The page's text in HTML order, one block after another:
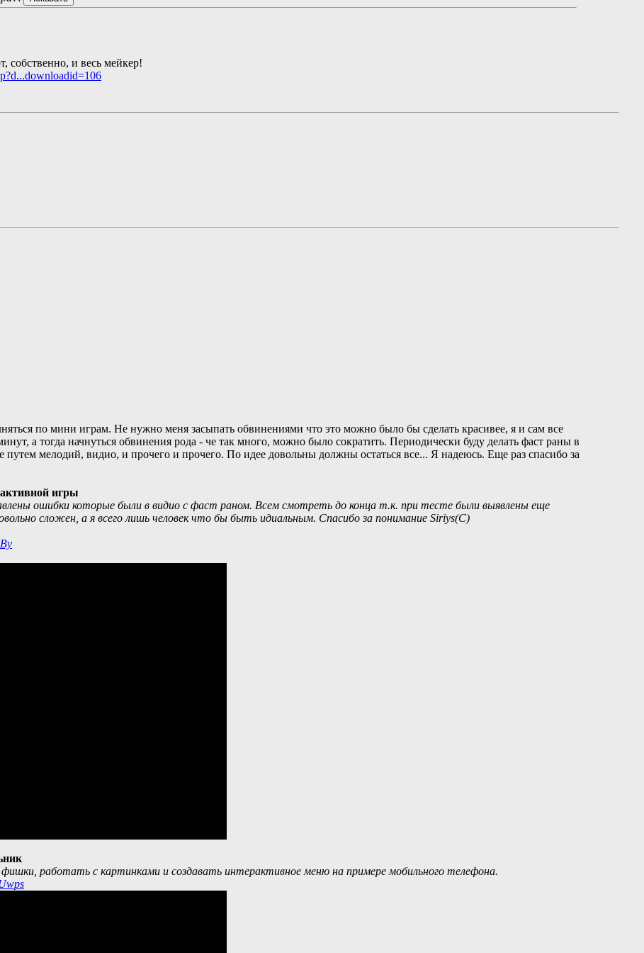
собственно, и весь мейкер!
по мини играм. Не нужно меня засыпать обвинениями что это можно было бы сделать красивее, я и сам все
а тогда начнуться обвинения рода - че так много, можно было сократить. Периодически буду делать фаст раны в
путем мелодий, видио, и прочего и прочего. По идее довольны должны остаться все... Я надеюсь. Еще раз спасибо за
игры
ошибки которые были в видио с фаст раном. Всем смотреть до конца т.к. при тесте были выявлены еще
сложен, а я всего лишь человек что бы быть идиальным. Спасибо за понимание Siriys(С)
работать с картинками и создавать интерактивное меню на примере мобильного телефона.